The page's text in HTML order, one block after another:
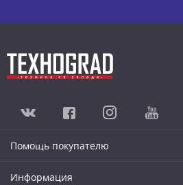
Помощь покупателю
Информация